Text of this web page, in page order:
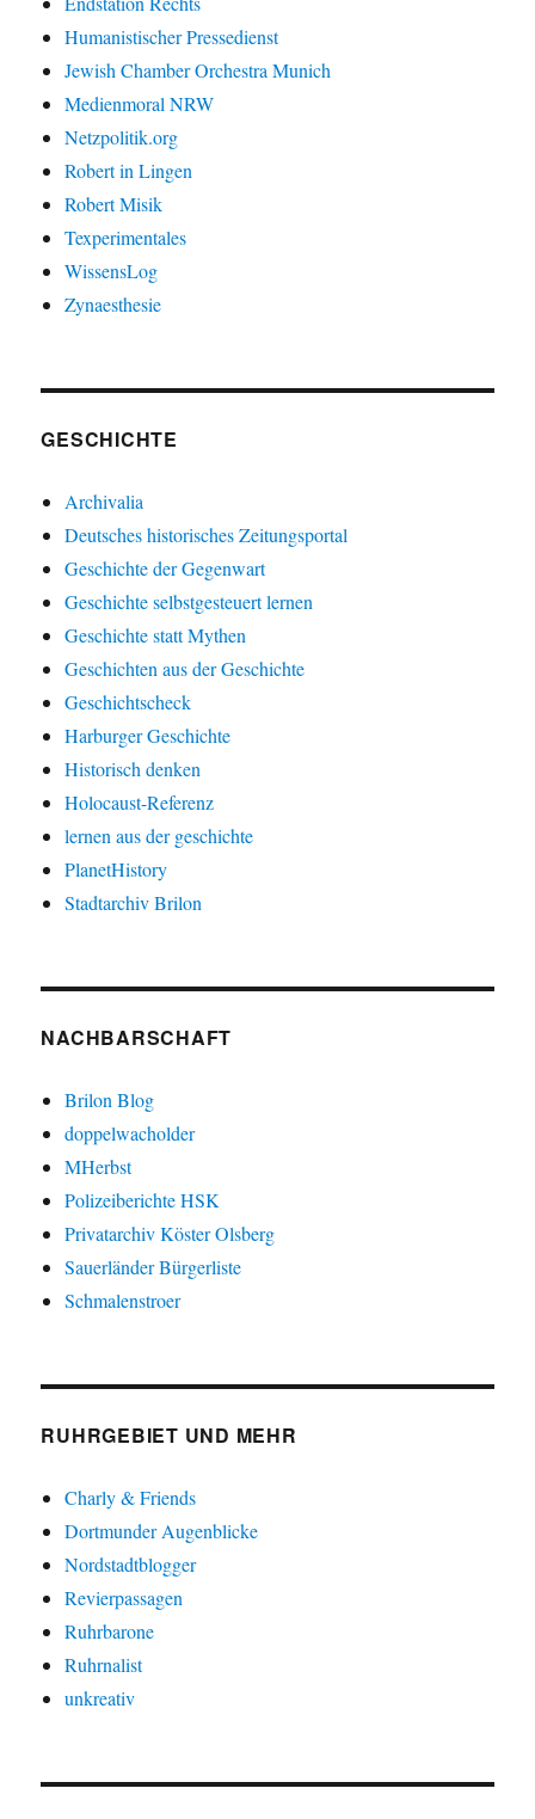
Humanistischer Pressedienst
Jewish Chamber Orchestra Munich
Medienmoral NRW
Netzpolitik.org
Robert in Lingen
Robert Misik
Texperimentales
WissensLog
Zynaesthesie
GESCHICHTE
Archivalia
Deutsches historisches Zeitungsportal
Geschichte der Gegenwart
Geschichte selbstgesteuert lernen
Geschichte statt Mythen
Geschichten aus der Geschichte
Geschichtscheck
Harburger Geschichte
Historisch denken
Holocaust-Referenz
lernen aus der geschichte
PlanetHistory
Stadtarchiv Brilon
NACHBARSCHAFT
Brilon Blog
doppelwacholder
MHerbst
Polizeiberichte HSK
Privatarchiv Köster Olsberg
Sauerländer Bürgerliste
Schmalenstroer
RUHRGEBIET UND MEHR
Charly & Friends
Dortmunder Augenblicke
Nordstadtblogger
Revierpassagen
Ruhrbarone
Ruhrnalist
unkreativ